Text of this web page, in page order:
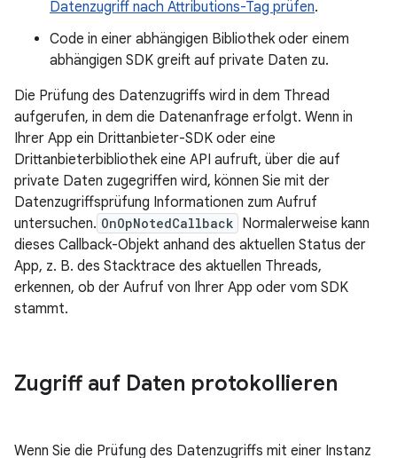
Datenzugriff nach Attributions-Tag prüfen.
Code in einer abhängigen Bibliothek oder einem
abhängigen SDK greift auf private Daten zu.
Die Prüfung des Datenzugriffs wird in dem Thread
aufgerufen, in dem die Datenanfrage erfolgt. Wenn in
Ihrer App ein Drittanbieter-SDK oder eine
Drittanbieterbibliothek eine API aufruft, über die auf
private Daten zugegriffen wird, können Sie mit der
Datenzugriffsprüfung Informationen zum Aufruf
untersuchen. OnOpNotedCallback Normalerweise kann
dieses Callback-Objekt anhand des aktuellen Status der
App, z. B. des Stacktrace des aktuellen Threads,
erkennen, ob der Aufruf von Ihrer App oder vom SDK
stammt.
Zugriff auf Daten protokollieren
Wenn Sie die Prüfung des Datenzugriffs mit einer Instanz